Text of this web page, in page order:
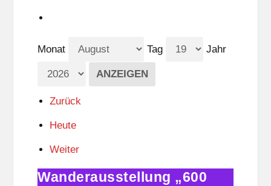
Monat Tag Jahr
Zurück
Heute
Weiter
Wanderausstellung
Wanderausstellung „600